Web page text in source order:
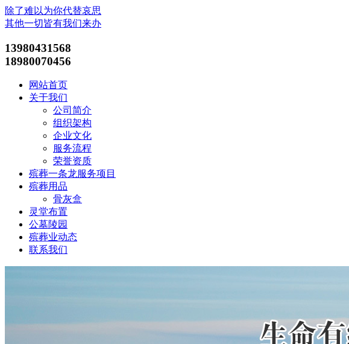
除了难以为你代替哀思
其他一切皆有我们来办
13980431568
18980070456
网站首页
关于我们
公司简介
组织架构
企业文化
服务流程
荣誉资质
殡葬一条龙服务项目
殡葬用品
骨灰盒
灵堂布置
公墓陵园
殡葬业动态
联系我们